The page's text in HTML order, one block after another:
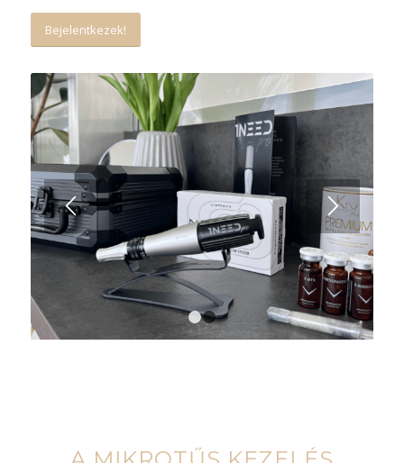
Bejelentkezek!
1 2